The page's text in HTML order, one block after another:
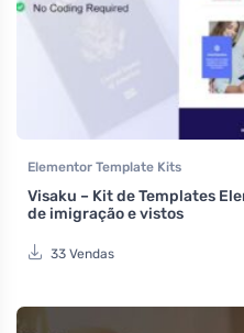
Elementor Template Kits
Visaku – Kit de Templates
de imigração e vistos
33 Vendas